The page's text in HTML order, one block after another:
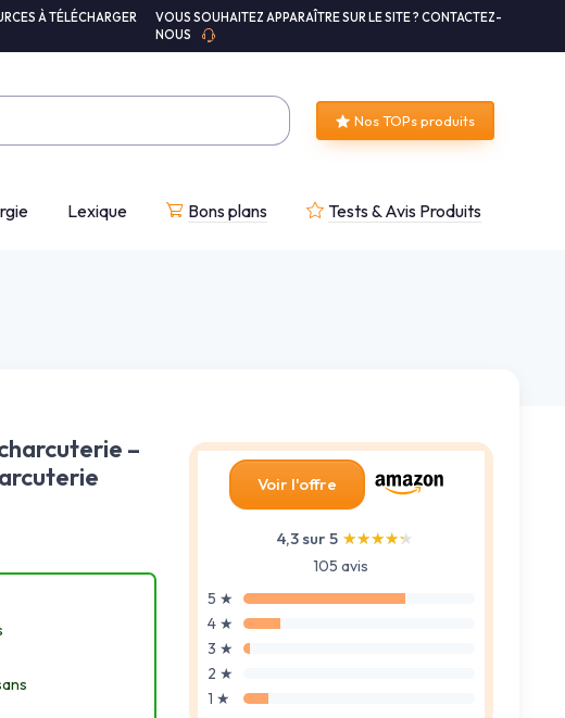
À TÉLÉCHARGER
VOUS SOUHAITEZ APPARAÎTRE SUR LE SITE ? CONTACTEZ-
NOUS
Nos TOPs produits
Lexique Bons plans Tests & Avis Produits
Voir l'offre
4,3 sur 5 ★★★★★
★★★★★
105 avis
5 ★
4 ★
3 ★
2 ★
1 ★
–